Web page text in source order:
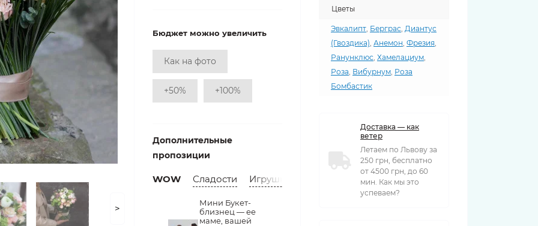
>
Бюджет можно увеличить
Как на фото
+50% +100%
Дополнительные
пропозиции
WOW Сладости Игрушки
Мини Букет-
близнец — ее
маме, вашей
Цветы
Эвкалипт, Берграс, Диантус
(Гвоздика), Анемон, Фрезия,
Ранунклюс, Хамелациум,
Роза, Вибурнум, Роза
Бомбастик
Доставка — как
ветер
Летаем по Львову за
250 грн, бесплатно
от 4500 грн, до 60
мин. Как мы это
успеваем?